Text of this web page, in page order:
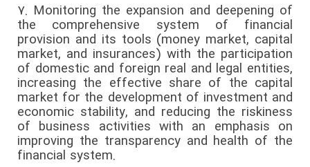
7. Monitoring the expansion and deepening of
the comprehensive system of financial
provision and its tools (money market, capital
market, and insurances) with the participation
of domestic and foreign real and legal entities,
increasing the effective share of the capital
market for the development of investment and
economic stability, and reducing the riskiness
of business activities with an emphasis on
improving the transparency and health of the
financial system.